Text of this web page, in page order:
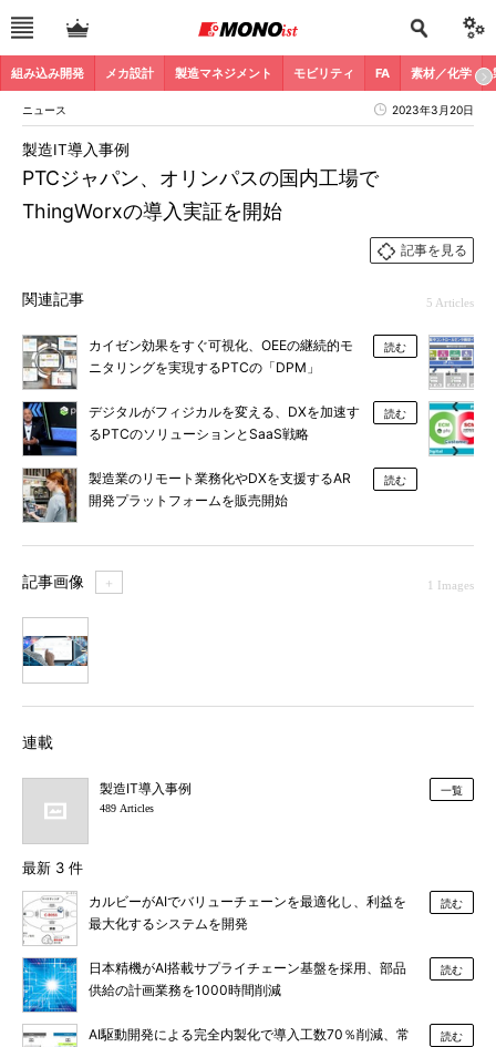
組み込み開発 メカ設計 製造マネジメント モビリティ FA 素材／化学
ニュース 2023年3月20日
PTCジャパン、オリンパスの国内工場で
ThingWorxの導入実証を開始
製造IT導入事例
記事を見る
関連記事 5 Articles
カイゼン効果をすぐ可視化、OEEの継続的モ
ニタリングを実現するPTCの「DPM」
読む
デジタルがフィジカルを変える、DXを加速す
るPTCのソリューションとSaaS戦略
読む
製造業のリモート業務化やDXを支援するAR
開発プラットフォームを販売開始
読む
記事画像 ＋ 1 Images
連載
製造IT導入事例
489 Articles
一覧
最新 3 件
カルビーがAIでバリューチェーンを最適化し、利益を
最大化するシステムを開発
読む
日本精機がAI搭載サプライチェーン基盤を採用、部品
供給の計画業務を1000時間削減
読む
AI駆動開発による完全内製化で導入工数70％削減、常
読む